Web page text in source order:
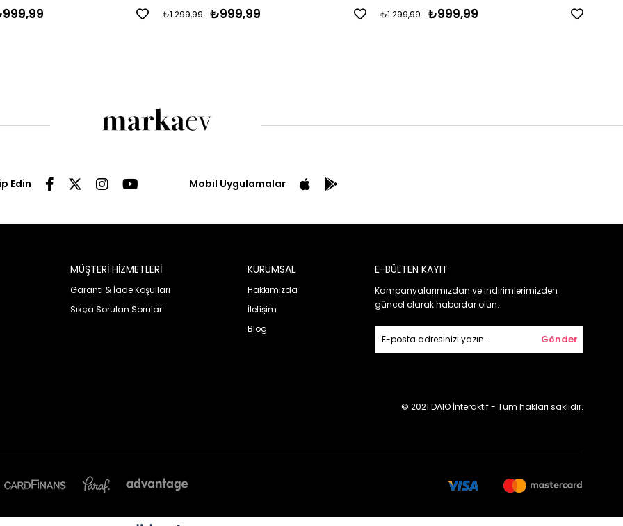
₺999,99
₺1.299,99 ₺999,99
₺1.299,99
Edin Mobil Uygulamalar
MÜŞTERİ HİZMETLERİ
Garanti & İade Koşulları
Sıkça Sorulan Sorular
KURUMSAL
Hakkımızda
İletişim
Blog
E-BÜLTEN KAYIT
Kampanyalarımızdan ve indirimlerimizden
güncel olarak haberdar olun.
Gönder
© 2021 DAIO İnteraktif - Tüm hakları saklıdır.